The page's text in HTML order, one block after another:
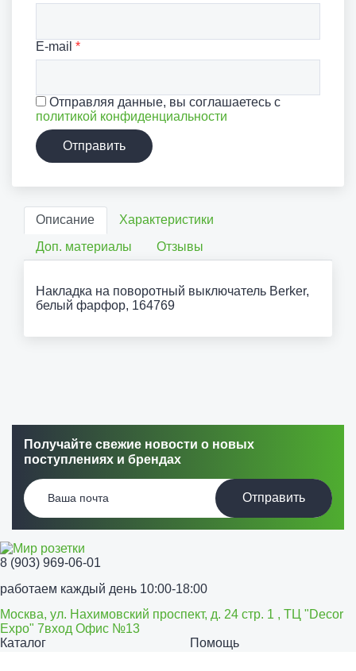
E-mail *
Отправляя данные, вы соглашаетесь с
политикой конфиденциальности
Отправить
Описание
Характеристики
Доп. материалы
Отзывы
Накладка на поворотный выключатель Berker,
белый фарфор, 164769
Получайте свежие новости о новых
поступлениях и брендах
Отправить
8 (903) 969-06-01
работаем каждый день 10:00-18:00
Москва, ул. Нахимовский проспект, д. 24 стр. 1 , ТЦ "Decor
Expo" 7вход Офис №13
Каталог
Помощь